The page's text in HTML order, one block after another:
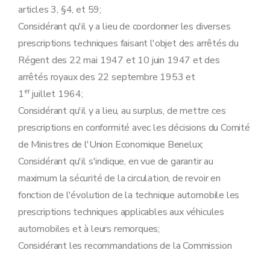
Art. 37
Art. 38
Art. 39
Art. 40
Art. 41
Art. 42
Art. 43
Art. 44
Art. 45
Art. 46
Art. 47
Art. 48
Art. 49
Art. 50
Art. 51
Art. 52
Art. 53
Art. 54
Art. 55
Art. 56
Chapitre 7 Aménagement.
articles 3, §4, et 59;
Considérant qu'il y a lieu de coordonner les diverses
prescriptions techniques faisant l'objet des arrêtés du
Régent des 22 mai 1947 et 10 juin 1947 et des
arrêtés royaux des 22 septembre 1953 et
1erjuillet 1964;
Considérant qu'il y a lieu, au surplus, de mettre ces
prescriptions en conformité avec les décisions du Comité
de Ministres de l'Union Economique Benelux;
Considérant qu'il s'indique, en vue de garantir au
maximum la sécurité de la circulation, de revoir en
fonction de l'évolution de la technique automobile les
prescriptions techniques applicables aux véhicules
automobiles et à leurs remorques;
Considérant les recommandations de la Commission